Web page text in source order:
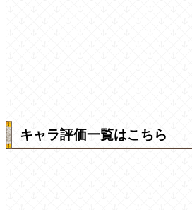
キャラ評価一覧はこちら